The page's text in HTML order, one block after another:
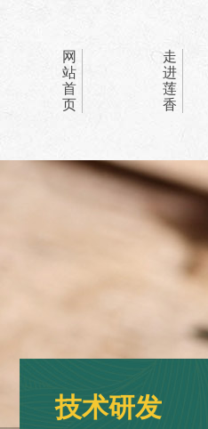
网
站
首
页
走
进
莲
香
技术研发